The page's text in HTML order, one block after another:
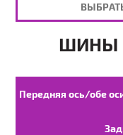
ШИНЫ
Передняя ось/обе